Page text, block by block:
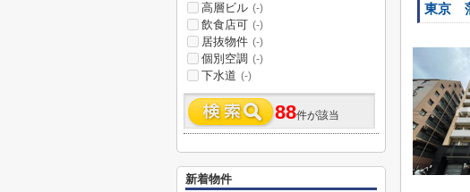
東京
高層ビル (-)
飲食店可 (-)
居抜物件 (-)
個別空調 (-)
下水道 (-)
88件が該当
新着物件